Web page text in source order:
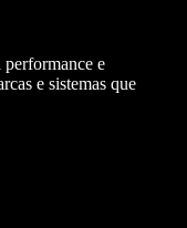
e
e sistemas que